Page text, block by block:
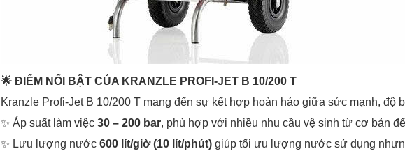
🌟 ĐIỂM NỔI BẬT CỦA KRANZLE PROFI-JET B 10/200 T
Kranzle Profi-Jet B 10/200 T mang đến sự kết hợp hoàn hảo giữa sức mạnh, độ
✨ Áp suất làm việc 30 – 200 bar, phù hợp với nhiều nhu cầu vệ sinh từ cơ bản
✨ Lưu lượng nước 600 lít/giờ (10 lít/phút) giúp tối ưu lượng nước sử dụng